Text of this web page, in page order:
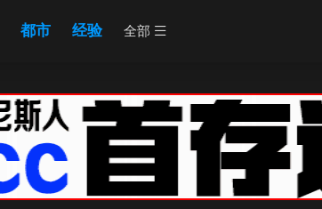
都市 经验 全部